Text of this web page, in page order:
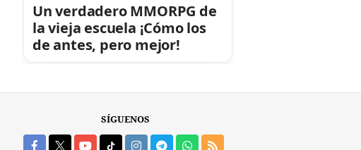
Un verdadero MMORPG de
la vieja escuela ¡Cómo los
de antes, pero mejor!
SÍGUENOS